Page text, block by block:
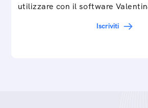
utilizzare con il software
Iscriviti